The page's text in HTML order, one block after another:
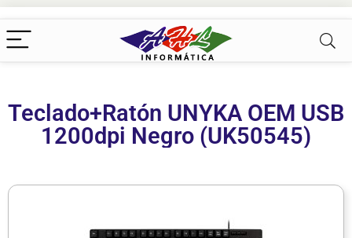
Teclado+Ratón UNYKA OEM USB
1200dpi Negro (UK50545)